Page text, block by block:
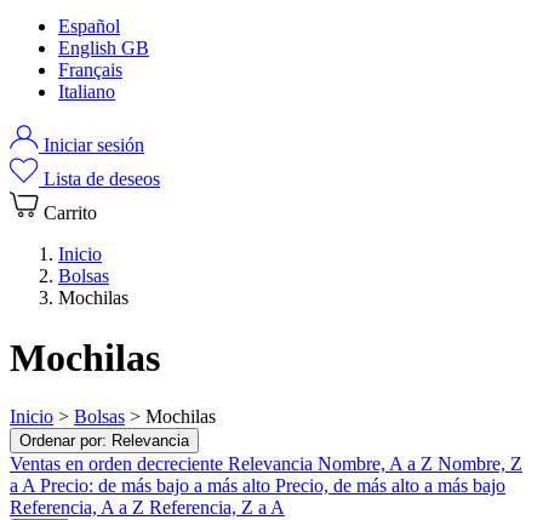
Español
English GB
Français
Italiano
Iniciar sesión
Lista de deseos
Carrito
Inicio
Bolsas
Mochilas
Mochilas
Inicio > Bolsas > Mochilas
Ordenar por: Relevancia
Ventas en orden decreciente Relevancia Nombre, A a Z Nombre, Z
a A Precio: de más bajo a más alto Precio, de más alto a más bajo
Referencia, A a Z Referencia, Z a A